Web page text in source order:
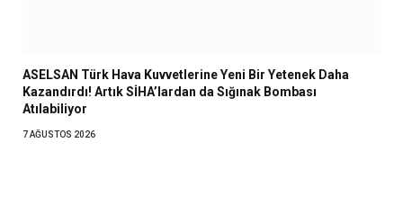
ASELSAN Türk Hava Kuvvetlerine Yeni Bir Yetenek Daha
Kazandırdı! Artık SİHA’lardan da Sığınak Bombası
Atılabiliyor
7 AĞUSTOS 2026